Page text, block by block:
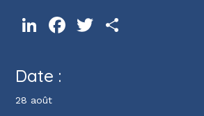
LinkedInFacebookTwitter
Date :
28 août